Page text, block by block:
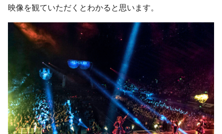
映像を観ていただくとわかると思います。